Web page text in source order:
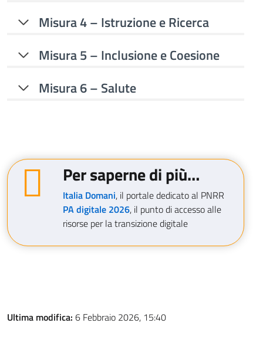
Misura 4 – Istruzione e Ricerca
Misura 5 – Inclusione e Coesione
Misura 6 – Salute
Per saperne di più…
Italia Domani, il portale dedicato al PNRR
PA digitale 2026, il punto di accesso alle
risorse per la transizione digitale
Ultima modifica: 6 Febbraio 2026, 15:40